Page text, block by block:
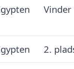
Vinder
2.